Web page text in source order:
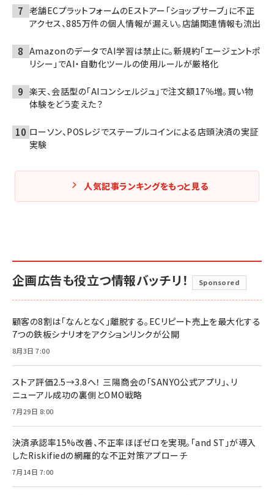
老舗ECプラットフォームのEストアー「ショップサーブ」に不正
アクセス、885万件の個人情報が漏えい。店舗関連情報も流出
AmazonのデータでAI学習は禁止に。新規約「エージェントポ
リシー」でAI・自動化ツールの使用ルールが厳格化
楽天、会話型の「AIコンシェルジュ」で注文額17％増。買い物
体験をどう変えた？
ローソン、POSレジでステーブルコインによる店頭決済の実証
実験
人気記事ランキングをもっと見る
企画広告も役立つ情報バッチリ！ Sponsored
顧客の8割は「なんとなく」離脱する。ECリピート売上を最大化する
7つの鉄板シナリオをアクションリンクが公開
8月3日 7:00
ストア評価2.5→3.8へ！ 三陽商会の「SANYO公式アプリ」、リ
ニューアル成功の裏側とOMO戦略
7月29日 8:00
決済承認率15%改善、不正率ほぼゼロを実現。「and ST」が導入
したRiskifiedの網羅的な不正対策アプローチ
7月14日 7:00